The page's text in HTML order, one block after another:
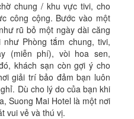
chung / khu vực tivi, cho
công cộng. Bước vào một
rũ bỏ một ngày dài căng
Phòng tắm chung, tivi,
(miễn phí), vòi hoa sen,
khách sạn còn gợi ý cho
giải trí bảo đảm bạn luôn
Dù cho lý do của bạn khi
Suong Mai Hotel là một nơi
vui vẻ và thú vị.